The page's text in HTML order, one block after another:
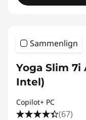
Sammenlign
Yoga Slim 7i
Intel)
Copilot+ PC
(67)